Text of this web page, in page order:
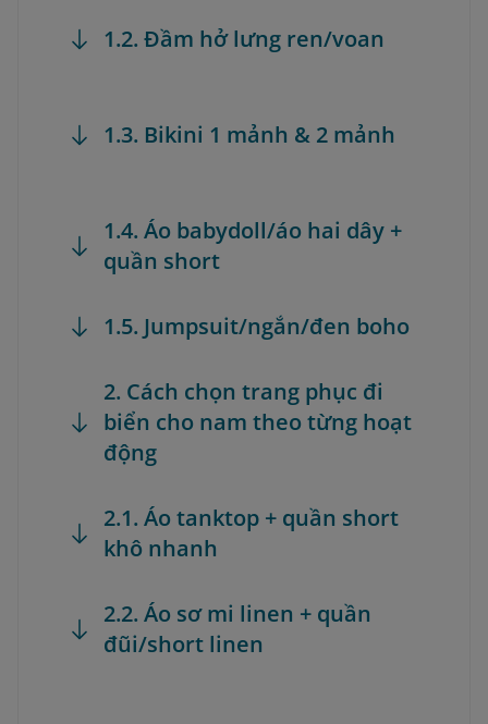
1.2. Đầm hở lưng ren/voan
1.3. Bikini 1 mảnh & 2 mảnh
1.4. Áo babydoll/áo hai dây +
quần short
1.5. Jumpsuit/ngắn/đen boho
2. Cách chọn trang phục đi
biển cho nam theo từng hoạt
động
2.1. Áo tanktop + quần short
khô nhanh
2.2. Áo sơ mi linen + quần
đũi/short linen